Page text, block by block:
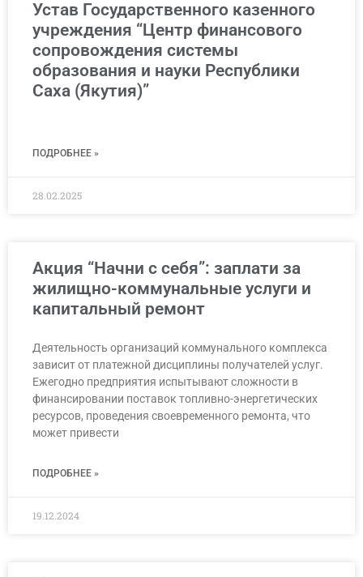
Устав Государственного казенного
учреждения “Центр финансового
сопровождения системы
образования и науки Республики
Саха (Якутия)”
ПОДРОБНЕЕ »
28.02.2025
Акция “Начни с себя”: заплати за
жилищно-коммунальные услуги и
капитальный ремонт
Деятельность организаций коммунального комплекса
зависит от платежной дисциплины получателей услуг.
Ежегодно предприятия испытывают сложности в
финансировании поставок топливно-энергетических
ресурсов, проведения своевременного ремонта, что
может привести
ПОДРОБНЕЕ »
19.12.2024